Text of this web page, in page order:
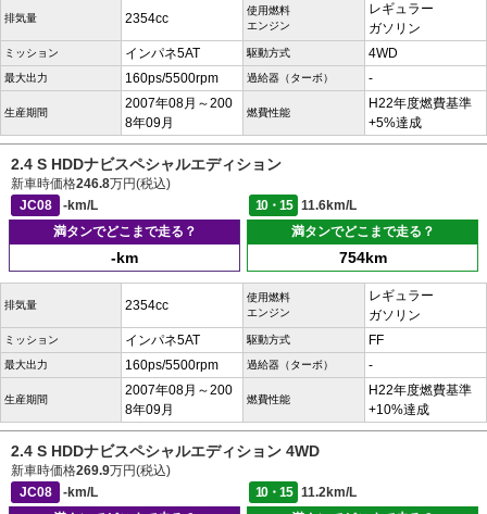
排気量 2354cc
使用燃料
エンジン
レギュラー
ガソリン
ミッション インパネ5AT 駆動方式 4WD
最大出力 160ps/5500rpm 過給器（ターボ） -
生産期間
2007年08月～200
8年09月
燃費性能
H22年度燃費基準
+5%達成
2.4 S HDDナビスペシャルエディション
新車時価格246.8万円(税込)
JC08
-km/L 10・15
11.6km/L
満タンでどこまで走る？
-km
満タンでどこまで走る？
754km
排気量 2354cc
使用燃料
エンジン
レギュラー
ガソリン
ミッション インパネ5AT 駆動方式 FF
最大出力 160ps/5500rpm 過給器（ターボ） -
生産期間
2007年08月～200
8年09月
燃費性能
H22年度燃費基準
+10%達成
2.4 S HDDナビスペシャルエディション 4WD
新車時価格269.9万円(税込)
JC08
-km/L 10・15
11.2km/L